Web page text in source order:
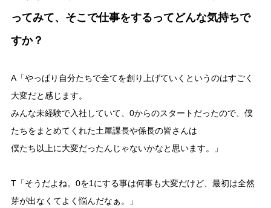
ってみて、そこで仕事をするってどんな気持ちで
すか？
A「やっぱり自分たちで全てを創り上げていくというのはすごく
大変だと感じます。
みんな未経験で入社していて、0からのスタートだったので、僕
たちをまとめてくれた土屋課長や係長の皆さんは
僕たち以上に大変だったんじゃないかなと思います。」
T「そうだよね。0を1にする事は何事も大変だけど、最初は全然
芽が出なくてよく悩んだなぁ。」